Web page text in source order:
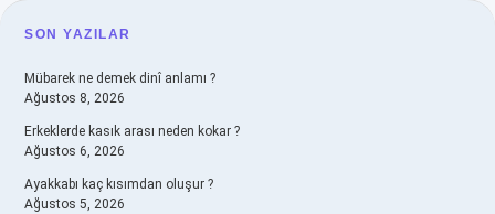
SIDEBAR
SON YAZILAR
Mübarek ne demek dinî anlamı ?
Ağustos 8, 2026
Erkeklerde kasık arası neden kokar ?
Ağustos 6, 2026
Ayakkabı kaç kısımdan oluşur ?
Ağustos 5, 2026